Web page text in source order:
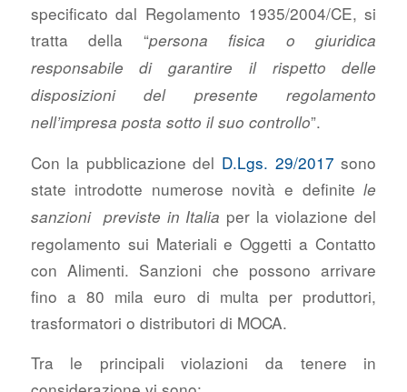
specificato dal Regolamento 1935/2004/CE, si
tratta della “persona fisica o giuridica
responsabile di garantire il rispetto delle
disposizioni del presente regolamento
nell’impresa posta sotto il suo controllo”.
Con la pubblicazione del D.Lgs. 29/2017 sono
state introdotte numerose novità e definitele
sanzioni previste in Italia per la violazione del
regolamento sui Materiali e Oggetti a Contatto
con Alimenti. Sanzioni che possono arrivare
fino a 80 mila euro di multa per produttori,
trasformatori o distributori di MOCA.
Tra le principali violazioni da tenere in